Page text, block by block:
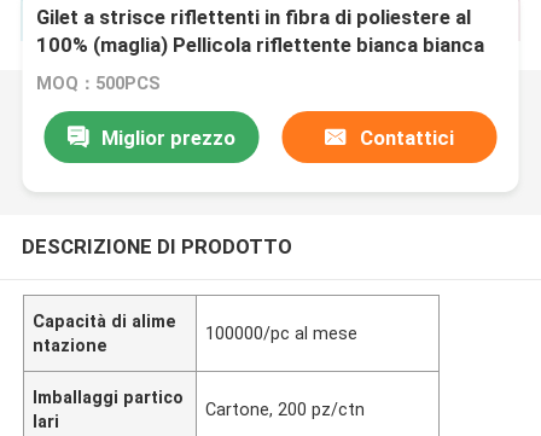
Gilet a strisce riflettenti in fibra di poliestere al
100% (maglia) Pellicola riflettente bianca bianca
comune
MOQ：500PCS
Miglior prezzo Contattici
DESCRIZIONE DI PRODOTTO
Capacità di alime
ntazione
100000/pc al mese
Imballaggi partico
lari
Cartone, 200 pz/ctn